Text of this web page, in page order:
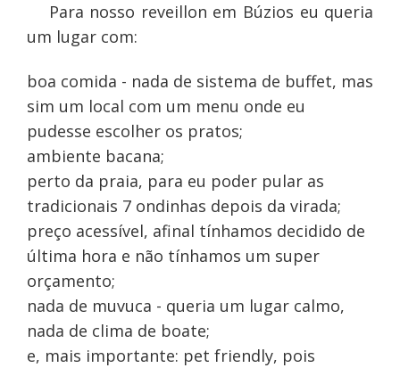
Para nosso reveillon em Búzios eu queria
um lugar com:
boa comida - nada de sistema de buffet, mas
sim um local com um menu onde eu
pudesse escolher os pratos;
ambiente bacana;
perto da praia, para eu poder pular as
tradicionais 7 ondinhas depois da virada;
preço acessível, afinal tínhamos decidido de
última hora e não tínhamos um super
orçamento;
nada de muvuca - queria um lugar calmo,
nada de clima de boate;
e, mais importante: pet friendly, pois